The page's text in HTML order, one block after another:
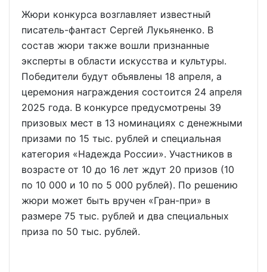
Жюри конкурса возглавляет известный
писатель-фантаст Сергей Лукьяненко. В
состав жюри также вошли признанные
эксперты в области искусства и культуры.
Победители будут объявлены 18 апреля, а
церемония награждения состоится 24 апреля
2025 года. В конкурсе предусмотрены 39
призовых мест в 13 номинациях с денежными
призами по 15 тыс. рублей и специальная
категория «Надежда России». Участников в
возрасте от 10 до 16 лет ждут 20 призов (10
по 10 000 и 10 по 5 000 рублей). По решению
жюри может быть вручен «Гран-при» в
размере 75 тыс. рублей и два специальных
приза по 50 тыс. рублей.